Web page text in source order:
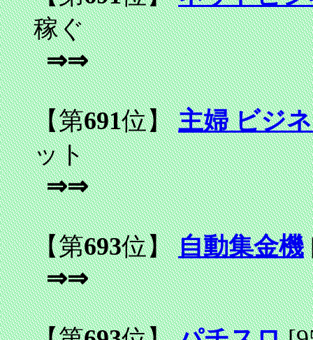
稼ぐ
⇒⇒
【第691位】主婦 ビジ
ット
⇒⇒
【第693位】自動集金機
⇒⇒